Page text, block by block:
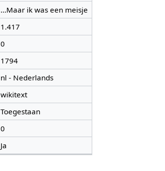
...Maar ik was een meisje
1.417
0
1794
nl - Nederlands
wikitext
Toegestaan
0
Ja